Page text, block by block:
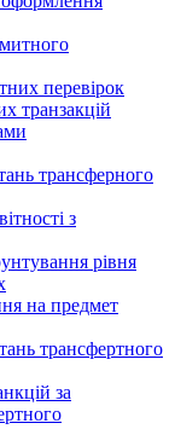
перевірок
транзакцій
трансферного
з
рівня
на предмет
трансфертного
за